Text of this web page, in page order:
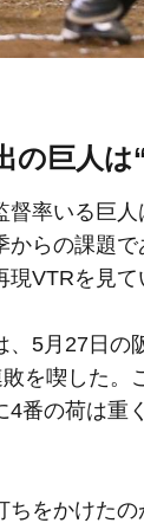
の巨人
率いる巨人
からの課題
現VTRを見て
5月27日の
を喫した。
4番の荷は重
をかけたの